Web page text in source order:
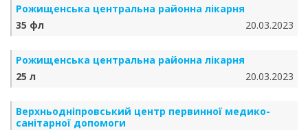
Рожищенська центральна районна лікарня
35 фл
20.03.2023
Рожищенська центральна районна лікарня
25 л
20.03.2023
Верхньодніпровський центр первинної медико-
санітарної допомоги